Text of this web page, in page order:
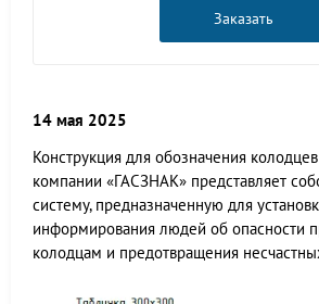
Заказать
14 мая 2025
Конструкция для обозначения
компании «ГАСЗНАК» представляет
систему, предназначенную для
информирования людей об опасности
колодцам и предотвращения